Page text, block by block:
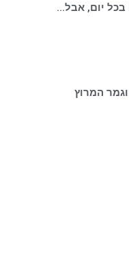
בכל יום, אבל…
המרוץ